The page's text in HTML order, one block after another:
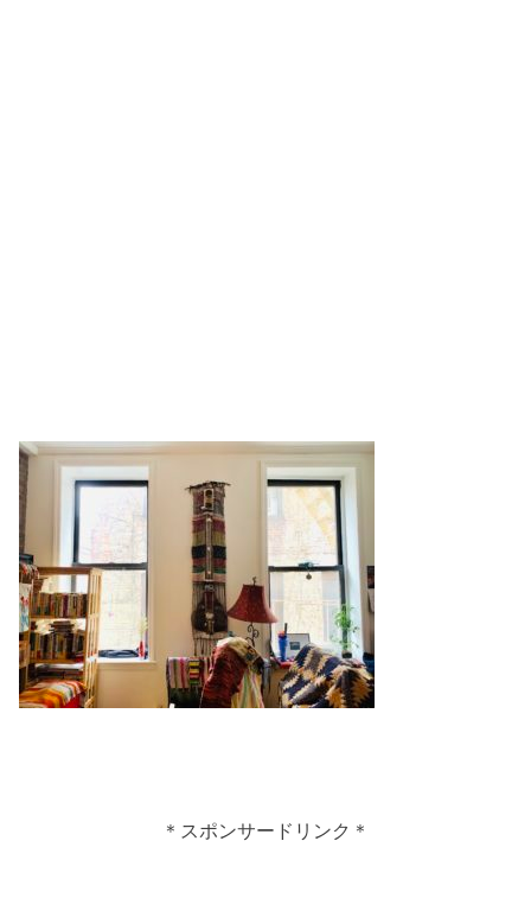
＊スポンサードリンク＊